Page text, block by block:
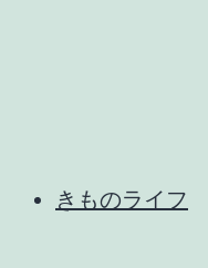
きものライフ